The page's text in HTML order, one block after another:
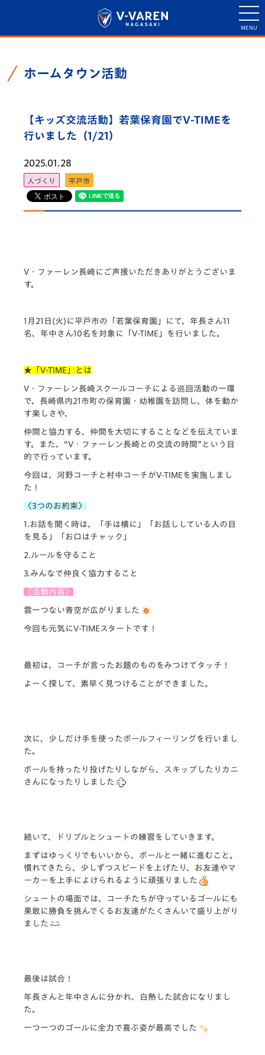
ホームタウン活動
【キッズ交流活動】若葉保育園でV-TIMEを
行いました（1/21）
2025.01.28
人づくり 平戸市
V・ ファーレン長崎にご声援いただきありがとうございま
す。
1月21日(火)に平戸市の「若葉保育園」にて、 年長さん11
名、年中さん10名を対象に「V-TIME」
を行いました。
★「V-TIME」とは
V・ファーレン長崎スクールコーチによる巡回活動の一環
で、 長崎県内21市町の保育園・幼稚園を訪問し、 体を動か
す楽しさや、
仲間と協力する、仲間を大切にすることなどを伝えていま
す。
また、“V・ファーレン長崎との交流の時間” という目
的で行っています。
今回は、河野コーチと村中コーチがV-TIMEを実施しまし
た！
〈3つのお約束〉
1.お話を聞く時は、「手は横に」「 お話ししている人の目
を見る」「お口はチャック」
2.ルールを守ること
3.みんなで仲良く協力すること
〈活動内容〉
雲一つない青空が広がりました
今回も元気にV-TIMEスタートです！
最初は、コーチが言ったお題のものをみつけてタッチ！
よーく探して、素早く見つけることができました。
次に、少しだけ手を使ったボールフィーリングを行いまし
た。
ボールを持ったり投げたりしながら、スキップしたりカニ
さんになったりしました
続いて、ドリブルとシュートの練習をしていきます。
まずはゆっくりでもいいから、ボールと一緒に進むこと。
慣れてきたら、少しずつスピードを上げたり、お友達やマ
ーカーを上手によけられるように頑張りました
シュートの場面では、コーチたちが守っているゴールにも
果敢に勝負を挑んでくるお友達がたくさんいて盛り上がり
ました
最後は試合！
年長さんと年中さんに分かれ、白熱した試合になりまし
た。
一つ一つのゴールに全力で喜ぶ姿が最高でした